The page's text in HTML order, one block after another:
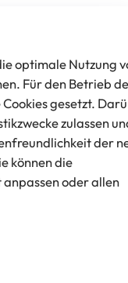
optimale Nutzung
Für den Betrieb
gesetzt.
zulassen
der
können die
oder allen